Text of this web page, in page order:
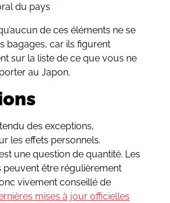
du pays
de ces éléments ne se
bagages, car ils figurent
sur la liste de ce que vous ne
au Japon.
des exceptions,
les effets personnels.
une question de quantité. Les
peuvent être régulièrement
vivement conseillé de
mises à jour officielles